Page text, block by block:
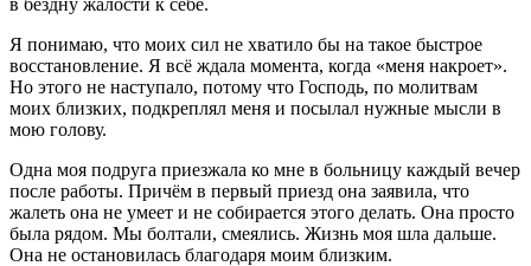
Я понимаю, что моих сил не хватило бы на такое быстрое
восстановление. Я всё ждала момента, когда «меня накроет».
Но этого не наступало, потому что Господь, по молитвам
моих близких, подкреплял меня и посылал нужные мысли в
мою голову.
Одна моя подруга приезжала ко мне в больницу каждый вечер
после работы. Причём в первый приезд она заявила, что
жалеть она не умеет и не собирается этого делать. Она просто
была рядом. Мы болтали, смеялись. Жизнь моя шла дальше.
Она не остановилась благодаря моим близким.